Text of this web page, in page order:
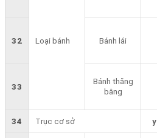
Loại bánh
32 Bánh lái
33
Bánh thăng
bằng
34 Trục cơ sở y